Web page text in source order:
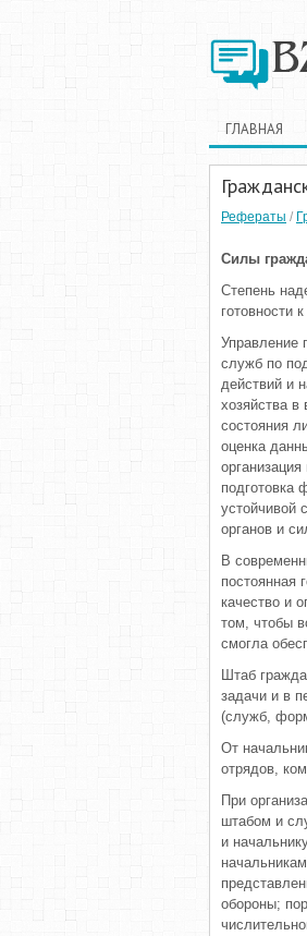
ГЛАВНАЯ
Рефераты /
Силы
Степень
готовности
Управление
служб по
действий и
хозяйства в
состояния
оценка
подготовка
устой­чивой
органов и
В
постоянная
качество и
том, чтобы
смогла
Штаб
задачи и в
(служб,
От
отрядов,
При
штабом и
и
обороны;